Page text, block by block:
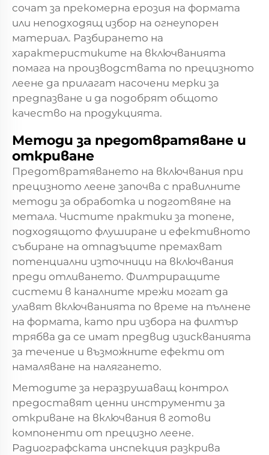
сочат за прекомерна ерозия на формата
или неподходящ избор на огнеупорен
материал. Разбирането на
характеристиките на включванията
помага на производствата по прецизното
леене да прилагат насочени мерки за
предпазване и да подобрят общото
качество на продукцията.
Методи за предотвратяване и
откриване
Предотвратяването на включвания при
прецизното леене започва с правилните
методи за обработка и подготвяне на
метала. Чистите практики за топене,
подходящото флуширане и ефективното
събиране на отпадъците премахват
потенциални източници на включвания
преди отливането. Филтриращите
системи в каналните мрежи могат да
улавят включванията по време на пълнене
на формата, като при избора на филтър
трябва да се имат предвид изискванията
за течение и възможните ефекти от
намаляване на налягането.
Методите за неразрушаващ контрол
предоставят ценни инструменти за
откриване на включвания в готови
компоненти от прецизно леене.
Радиографската инспекция разкрива